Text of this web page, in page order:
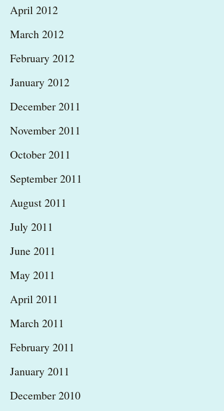
April 2012
March 2012
February 2012
January 2012
December 2011
November 2011
October 2011
September 2011
August 2011
July 2011
June 2011
May 2011
April 2011
March 2011
February 2011
January 2011
December 2010